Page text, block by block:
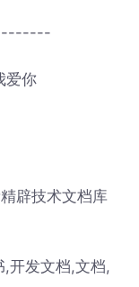
爱你
辟技术文档库
开发文档,文档,